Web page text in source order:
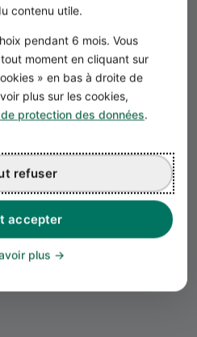
contenu utile.
pendant 6 mois. Vous
moment en cliquant sur
» en bas à droite de
plus sur les cookies,
protection des données.
accepter
refuser
plus
poissonnerie
3D